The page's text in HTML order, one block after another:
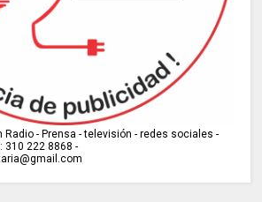
Radio - Prensa - televisión - redes sociales -
310 222 8868 -